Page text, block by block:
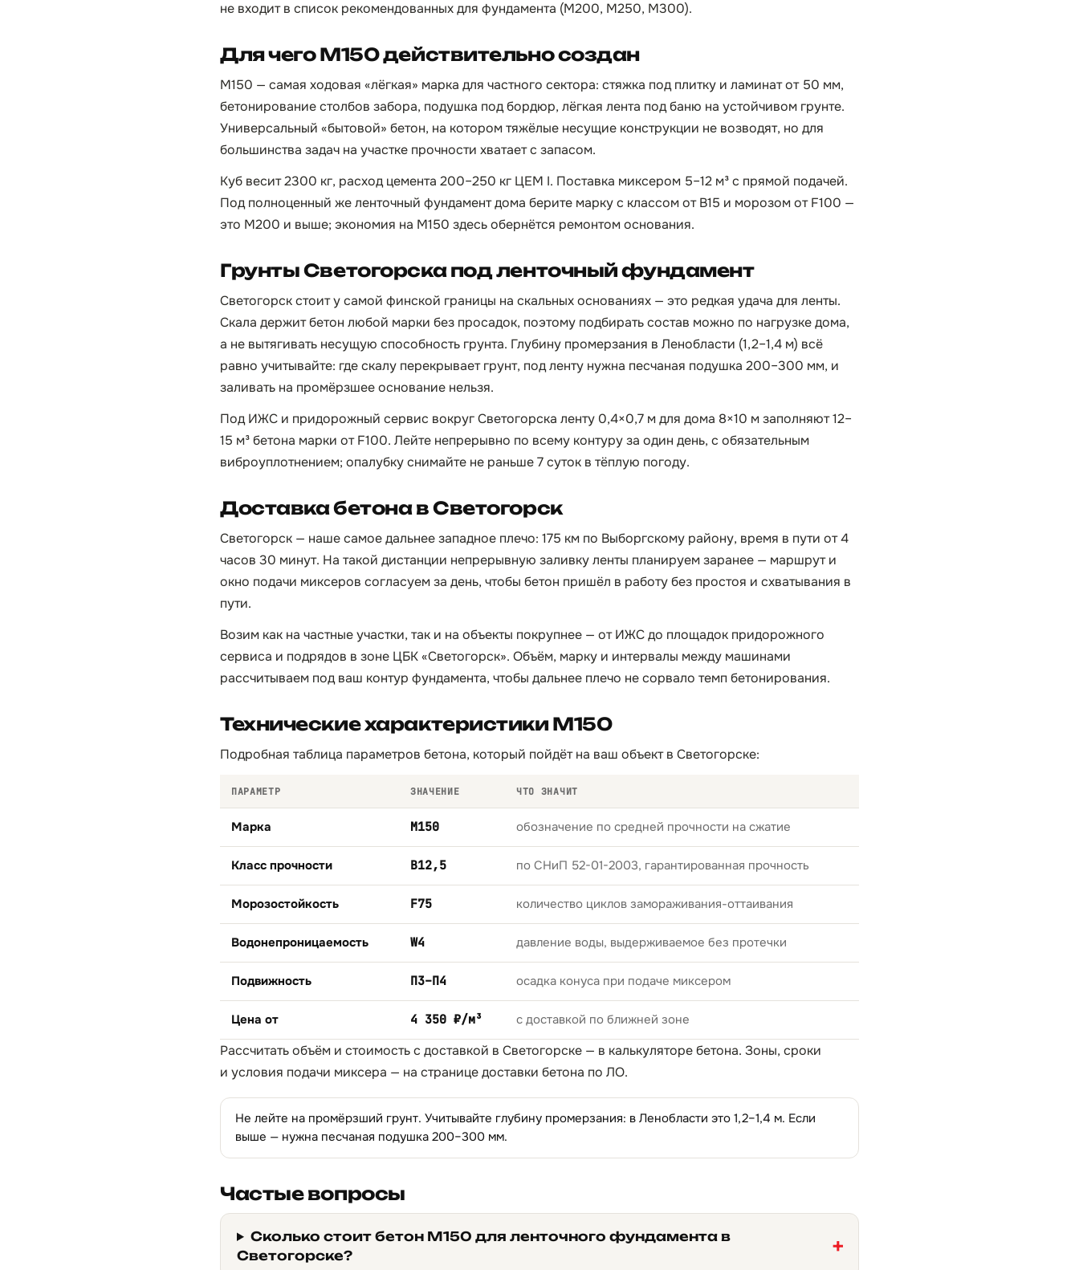
не входит в список рекомендованных для фундамента (М200, М250, М300).
Для чего М150 действительно создан
М150 — самая ходовая «лёгкая» марка для частного сектора: стяжка под плитку и ламинат от 50 мм,
бетонирование столбов забора, подушка под бордюр, лёгкая лента под баню на устойчивом грунте.
Универсальный «бытовой» бетон, на котором тяжёлые несущие конструкции не возводят, но для
большинства задач на участке прочности хватает с запасом.
Куб весит 2300 кг, расход цемента 200–250 кг ЦЕМ I. Поставка миксером 5–12 м³ с прямой подачей.
Под полноценный же ленточный фундамент дома берите марку с классом от B15 и морозом от F100 —
это М200 и выше; экономия на М150 здесь обернётся ремонтом основания.
Грунты Светогорска под ленточный фундамент
Светогорск стоит у самой финской границы на скальных основаниях — это редкая удача для ленты.
Скала держит бетон любой марки без просадок, поэтому подбирать состав можно по нагрузке дома,
а не вытягивать несущую способность грунта. Глубину промерзания в Ленобласти (1,2–1,4 м) всё
равно учитывайте: где скалу перекрывает грунт, под ленту нужна песчаная подушка 200–300 мм, и
заливать на промёрзшее основание нельзя.
Под ИЖС и придорожный сервис вокруг Светогорска ленту 0,4×0,7 м для дома 8×10 м заполняют 12–
15 м³ бетона марки от F100. Лейте непрерывно по всему контуру за один день, с обязательным
виброуплотнением; опалубку снимайте не раньше 7 суток в тёплую погоду.
Доставка бетона в Светогорск
Светогорск — наше самое дальнее западное плечо: 175 км по Выборгскому району, время в пути от 4
часов 30 минут. На такой дистанции непрерывную заливку ленты планируем заранее — маршрут и
окно подачи миксеров согласуем за день, чтобы бетон пришёл в работу без простоя и схватывания в
пути.
Возим как на частные участки, так и на объекты покрупнее — от ИЖС до площадок придорожного
сервиса и подрядов в зоне ЦБК «Светогорск». Объём, марку и интервалы между машинами
рассчитываем под ваш контур фундамента, чтобы дальнее плечо не сорвало темп бетонирования.
Технические характеристики М150
Подробная таблица параметров бетона, который пойдёт на ваш объект в Светогорске:
ПАРАМЕТР ЗНАЧЕНИЕ ЧТО ЗНАЧИТ
Марка М150 обозначение по средней прочности на сжатие
Класс прочности B12,5 по СНиП 52-01-2003, гарантированная прочность
Морозостойкость F75 количество циклов замораживания-оттаивания
Водонепроницаемость W4 давление воды, выдерживаемое без протечки
Подвижность П3–П4 осадка конуса при подаче миксером
Цена от 4 350 ₽/м³ с доставкой по ближней зоне
Рассчитать объём и стоимость с доставкой в Светогорске — в калькуляторе бетона. Зоны, сроки
и условия подачи миксера — на страницедоставки бетона по ЛО.
Не лейте на промёрзший грунт. Учитывайте глубину промерзания: в Ленобласти это 1,2–1,4 м. Если
выше — нужна песчаная подушка 200–300 мм.
Частые вопросы
Сколько стоит бетон М150 для ленточного фундамента в
Светогорске?